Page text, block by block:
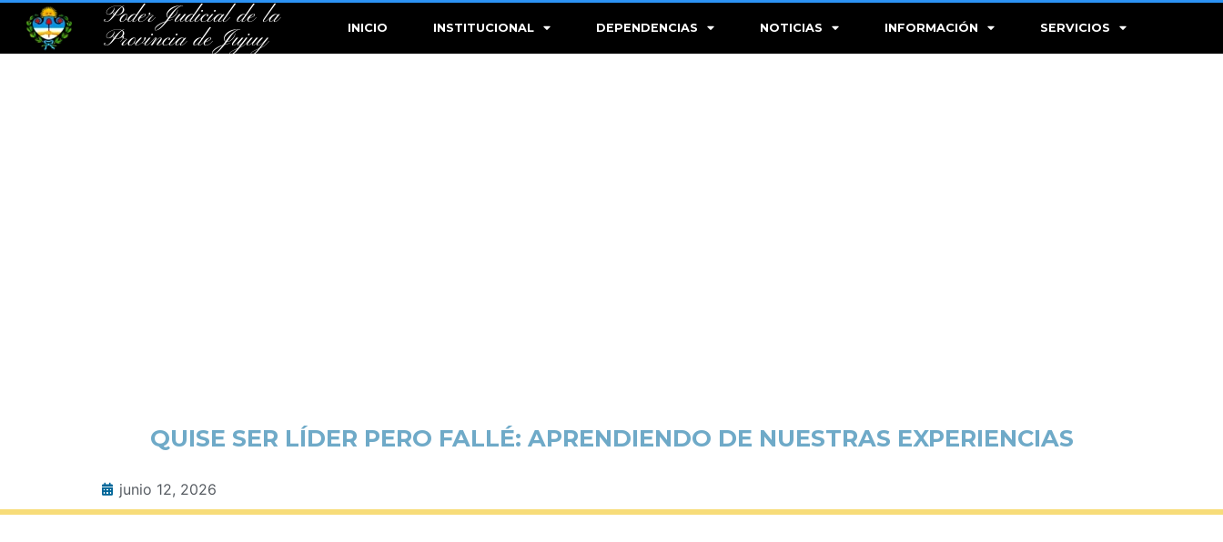
Poder Judicial de la
Provincia de Jujuy
INICIO INSTITUCIONAL DEPENDENCIAS NOTICIAS INFORMACIÓN SERVICIOS
QUISE SER LÍDER PERO FALLÉ: APRENDIENDO DE NUESTRAS EXPERIENCIAS
junio 12, 2026